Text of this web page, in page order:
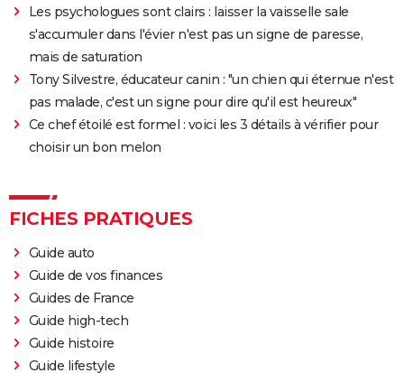
Les psychologues sont clairs : laisser la vaisselle sale
s'accumuler dans l'évier n'est pas un signe de paresse,
mais de saturation
Tony Silvestre, éducateur canin : "un chien qui éternue n'est
pas malade, c'est un signe pour dire qu'il est heureux"
Ce chef étoilé est formel : voici les 3 détails à vérifier pour
choisir un bon melon
FICHES PRATIQUES
Guide auto
Guide de vos finances
Guides de France
Guide high-tech
Guide histoire
Guide lifestyle